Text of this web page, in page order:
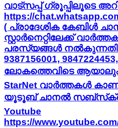
വാട്സപ്പ് ഗ്രൂപ്പിലൂടെ
https://
( പ്രാദേശിക കേബിൾ
സ്റ്റാർനെറ്റിലേക്ക്
പരസ്യങ്ങൾ
9387156001,
ലോകത്തെവിടെ
StarNet വാർത്തകൾ
യൂടൂബ് ചാനൽ
Youtube
https://